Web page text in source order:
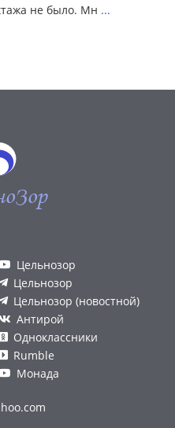
не было. Мн ...
Цельнозор
Цельнозор
Цельнозор (новостной)
Антирой
Одноклассники
Rumble
Монада